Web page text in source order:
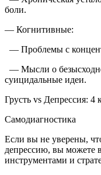
боли.
— Когнитивные:
— Проблемы с
— Мысли о
суицидальные идеи.
Грусть vs Депрессия: 4
Самодиагностика
Если вы не уверены,
депрессию, вы можете
инструментами и